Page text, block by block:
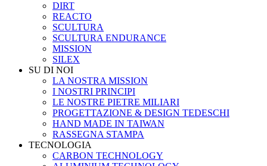
DIRT
REACTO
SCULTURA
SCULTURA ENDURANCE
MISSION
SILEX
SU DI NOI
LA NOSTRA MISSION
I NOSTRI PRINCIPI
LE NOSTRE PIETRE MILIARI
PROGETTAZIONE & DESIGN TEDESCHI
HAND MADE IN TAIWAN
RASSEGNA STAMPA
TECNOLOGIA
CARBON TECHNOLOGY